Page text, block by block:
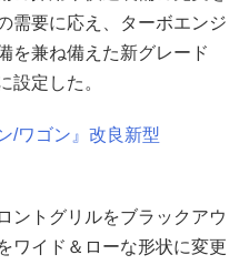
需要に応え、ターボエンジ
を兼ね備えた新グレード
設定した。
/ワゴン』改良新型
ントグリルをブラックアウ
ワイド＆ローな形状に変更